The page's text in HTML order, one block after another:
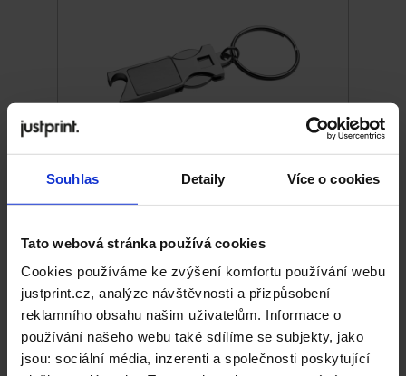
Souhlas Detaily Více o cookies
Tato webová stránka používá cookies
Cookies používáme ke zvýšení komfortu používání webu
justprint.cz, analýze návštěvnosti a přizpůsobení
reklamního obsahu našim uživatelům. Informace o
používání našeho webu také sdílíme se subjekty, jako
jsou: sociální média, inzerenti a společnosti poskytující
Kovový otvírák na lahve s žetonem
od 10,19 Kč